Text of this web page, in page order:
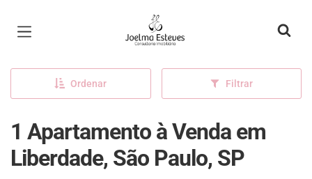
Página inicial
Ordenar Filtrar
1 Apartamento à Venda em
Liberdade, São Paulo, SP